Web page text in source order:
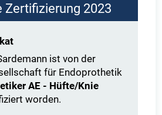
Zertifizierung 2023
ist von der
für Endoprothetik
AE - Hüfte/Knie
worden.